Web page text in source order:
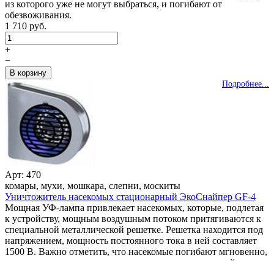
из которого уже не могут выбраться, и погибают от
обезвоживания.
1 710 руб.
+
−
Подробнее...
Арт: 470
комары, мухи, мошкара, слепни, москиты
Уничтожитель насекомых стационарный ЭкоСнайпер GF-4
Мощная УФ-лампа привлекает насекомых, которые, подлетая
к устройству, мощным воздушным потоком притягиваются к
специальной металлической решетке. Решетка находится под
напряжением, мощность постоянного тока в ней составляет
1500 В. Важно отметить, что насекомые погибают мгновенно,